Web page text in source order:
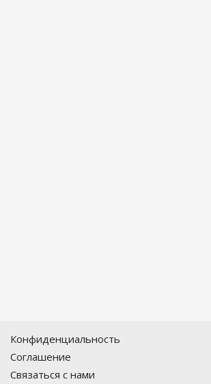
Конфиденциальность
Соглашение
Связаться с нами